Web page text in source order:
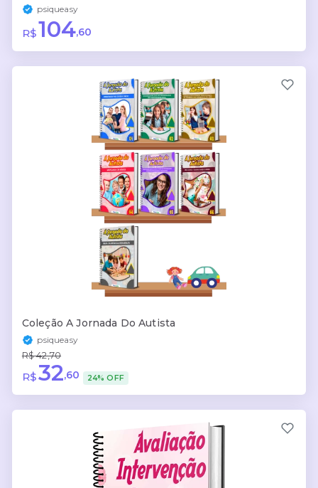
psiqueasy
R$104,60
Coleção A Jornada Do Autista
psiqueasy
R$ 42,70
R$32,60 24% OFF